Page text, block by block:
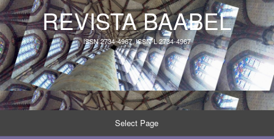
REVISTA BAABEL
ISSN 2734-4967, ISSN-L 2734-4967
Select Page